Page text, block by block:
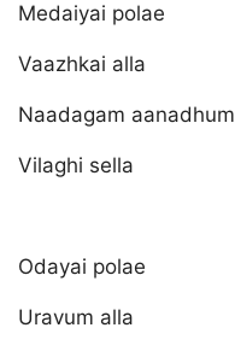
Medaiyai polae
Vaazhkai alla
Naadagam aanadhum
Vilaghi sella
Odayai polae
Uravum alla